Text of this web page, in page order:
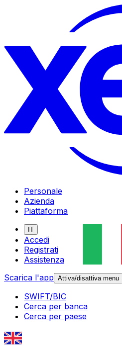
Personale
Azienda
Piattaforma
IT
Accedi
Registrati
Assistenza
Scarica l'app Attiva/disattiva menu
SWIFT/BIC
Cerca per banca
Cerca per paese